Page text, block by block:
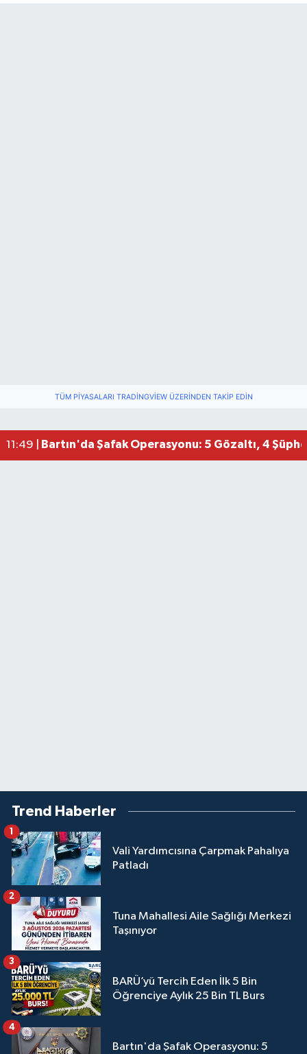
TÜM PIYASALARI TRADINGVIEW ÜZERINDEN TAKIP EDIN
11:49 | Bartın'da Şafak Operasyonu: 5 Gözaltı, 4
Trend Haberler
Vali Yardımcısına Çarpmak Pahalıya
Patladı
1
Tuna Mahallesi Aile Sağlığı Merkezi
Taşınıyor
2
BARÜ’yü Tercih Eden İlk 5 Bin
Öğrenciye Aylık 25 Bin TL Burs
3
Bartın'da Şafak Operasyonu: 5
4